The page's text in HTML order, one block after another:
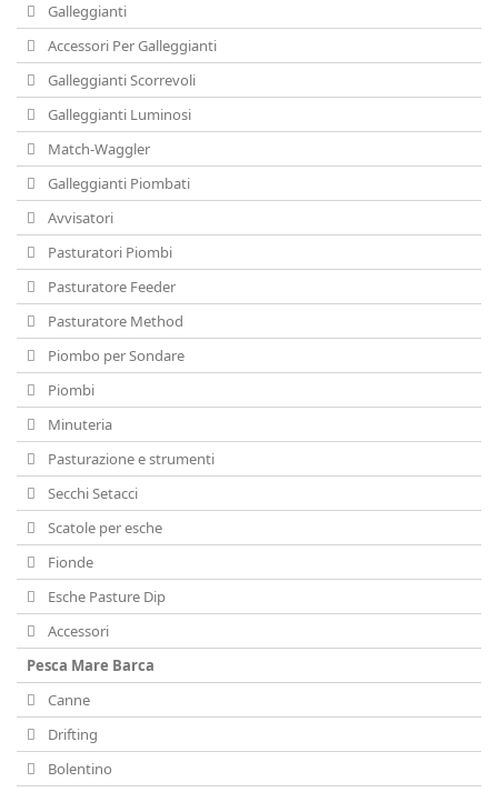
Galleggianti
Accessori Per Galleggianti
Galleggianti Scorrevoli
Galleggianti Luminosi
Match-Waggler
Galleggianti Piombati
Avvisatori
Pasturatori Piombi
Pasturatore Feeder
Pasturatore Method
Piombo per Sondare
Piombi
Minuteria
Pasturazione e strumenti
Secchi Setacci
Scatole per esche
Fionde
Esche Pasture Dip
Accessori
Pesca Mare Barca
Canne
Drifting
Bolentino